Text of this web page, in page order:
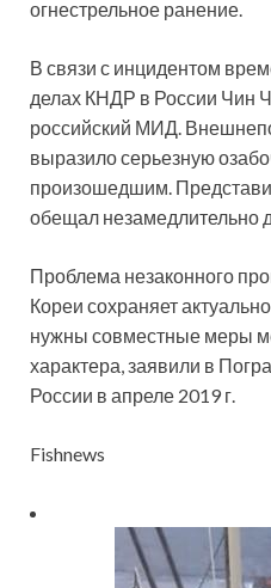
огнестрельное ранение.
В связи с инцидентом
делах КНДР в России Чин
российский МИД.
выразило серьезную
произошедшим.
обещал незамедлительно
Проблема незаконного
Кореи сохраняет
нужны совместные меры
характера, заявили в
России в апреле 2019 г.
Fishnews